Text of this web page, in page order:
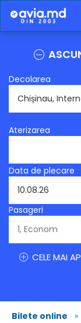
Decolarea
Aterizarea
Data de plecare
Pasageri
CELE MAI
Bilete online »